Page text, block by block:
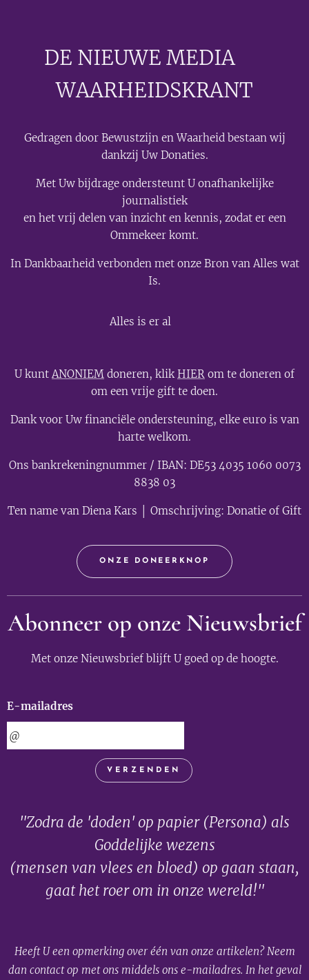
DE NIEUWE MEDIA🟣
WAARHEIDSKRANT
Gedragen door Bewustzijn en Waarheid bestaan wij
dankzij Uw Donaties.
Met Uw bijdrage ondersteunt U onafhankelijke
journalistiek
en het vrij delen van inzicht en kennis, zodat er een
Ommekeer komt.
In Dankbaarheid verbonden met onze Bron van Alles wat
Is.
Alles is er al
U kuntANONIEM doneren, klikHIER om te doneren of
om een vrije gift te doen.
Dank voor Uw financiële ondersteuning, elke euro is van
harte welkom.
Ons bankrekeningnummer / IBAN: DE53 4035 1060 0073
8838 03
Ten name van Diena Kars │ Omschrijving: Donatie of Gift
ONZE DONEERKNOP
Abonneer op onze Nieuwsbrief
Met onze Nieuwsbrief blijft U goed op de hoogte.
E-mailadres
VERZENDEN
"Zodra de 'doden' op papier (Persona) als
Goddelijke wezens
(mensen van vlees en bloed) op gaan staan,
gaat het roer om in onze wereld!"
Heeft U een opmerking over één van onze artikelen? Neem
dan contact op met ons middels ons e-mailadres. In het geval